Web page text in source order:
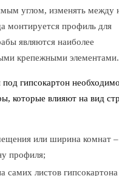
углом, изменять между
монтируется профиль для
являются наиболее
крепежными элементами.
гипсокартон
которые влияют на вид
или ширина комнат –
профиля;
самих листов